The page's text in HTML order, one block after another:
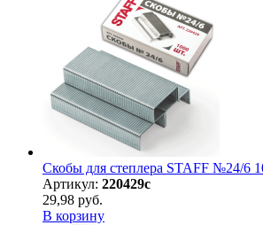
Скобы для степлера STAFF №24/6
Артикул: 220429с
29,98 руб.
В корзину